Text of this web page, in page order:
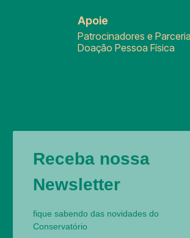
Apoie
Patrocinadores e
Doação Pessoa Física